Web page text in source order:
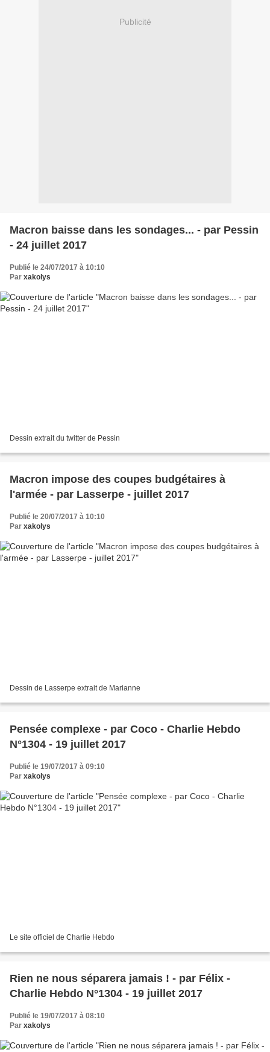
Publicité
Macron baisse dans les sondages... - par Pessin
- 24 juillet 2017
Publié le 24/07/2017 à 10:10
Par xakolys
Dessin extrait du twitter de Pessin
Macron impose des coupes budgétaires à
l'armée - par Lasserpe - juillet 2017
Publié le 20/07/2017 à 10:10
Par xakolys
Dessin de Lasserpe extrait de Marianne
Pensée complexe - par Coco - Charlie Hebdo
N°1304 - 19 juillet 2017
Publié le 19/07/2017 à 09:10
Par xakolys
Le site officiel de Charlie Hebdo
Rien ne nous séparera jamais ! - par Félix -
Charlie Hebdo N°1304 - 19 juillet 2017
Publié le 19/07/2017 à 08:10
Par xakolys